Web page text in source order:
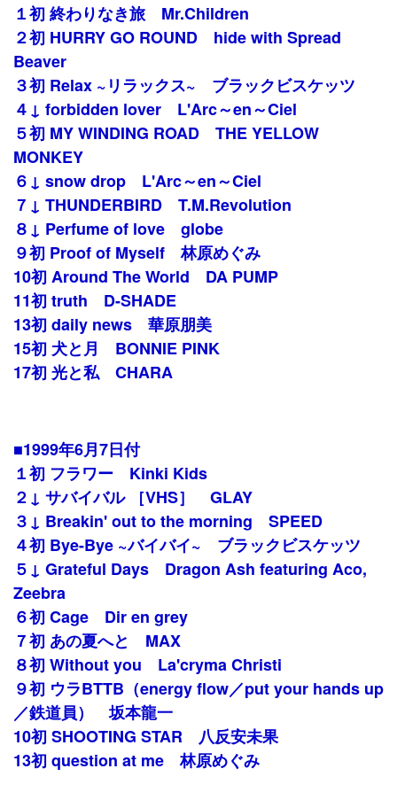
１初 終わりなき旅 Mr.Children
２初 HURRY GO ROUND hide with Spread
Beaver
３初 Relax ~リラックス~ ブラックビスケッツ
４↓ forbidden lover L'Arc～en～Ciel
５初 MY WINDING ROAD THE YELLOW
MONKEY
６↓ snow drop L'Arc～en～Ciel
７↓ THUNDERBIRD T.M.Revolution
８↓ Perfume of love globe
９初 Proof of Myself 林原めぐみ
10初 Around The World DA PUMP
11初 truth D-SHADE
13初 daily news 華原朋美
15初 犬と月 BONNIE PINK
17初 光と私 CHARA
■1999年6月7日付
１初 フラワー Kinki Kids
２↓ サバイバル ［VHS］ GLAY
３↓ Breakin' out to the morning SPEED
４初 Bye-Bye ~バイバイ~ ブラックビスケッツ
５↓ Grateful Days Dragon Ash featuring Aco,
Zeebra
６初 Cage Dir en grey
７初 あの夏へと MAX
８初 Without you La'cryma Christi
９初 ウラBTTB（energy flow／put your hands up
／鉄道員） 坂本龍一
10初 SHOOTING STAR 八反安未果
13初 question at me 林原めぐみ